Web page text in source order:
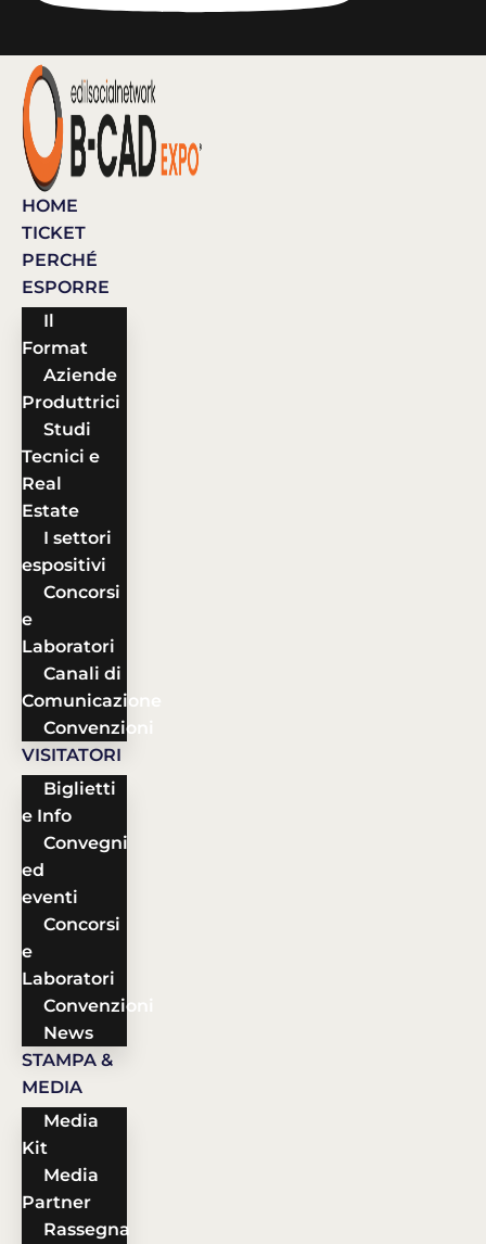
HOME
TICKET
PERCHÉ
ESPORRE
Il
Format
Aziende
Produttrici
Studi
Tecnici e
Real
Estate
I settori
espositivi
Concorsi
e
Laboratori
Canali di
Comunicazione
Convenzioni
VISITATORI
Biglietti
e Info
Convegni
ed
eventi
Concorsi
e
Laboratori
Convenzioni
News
STAMPA &
MEDIA
Media
Kit
Media
Partner
Rassegna